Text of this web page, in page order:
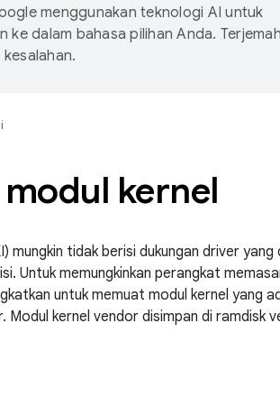
menggunakan teknologi AI untuk
ke dalam bahasa pilihan Anda.
kernel
mungkin tidak berisi dukungan driver yang
Untuk memungkinkan perangkat
untuk memuat modul kernel yang
Modul kernel vendor disimpan di ramdisk